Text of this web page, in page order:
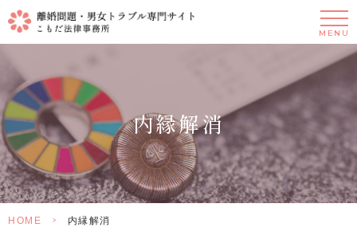
MENU
内縁解消
HOME > 内縁解消